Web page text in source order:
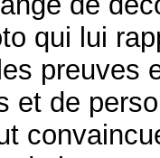
qui lui
et de